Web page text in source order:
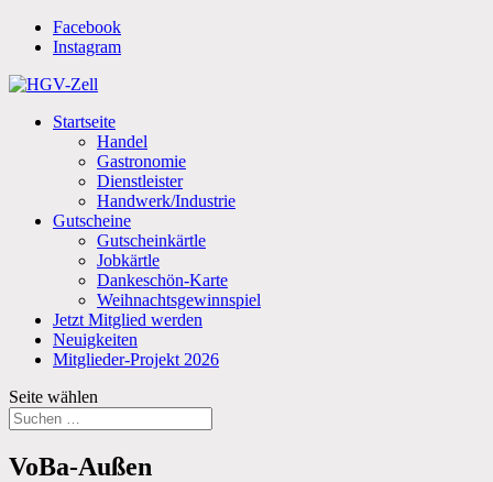
Facebook
Instagram
Startseite
Handel
Gastronomie
Dienstleister
Handwerk/Industrie
Gutscheine
Gutscheinkärtle
Jobkärtle
Dankeschön-Karte
Weihnachtsgewinnspiel
Jetzt Mitglied werden
Neuigkeiten
Mitglieder-Projekt 2026
Seite wählen
VoBa-Außen